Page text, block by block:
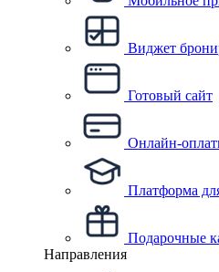
Виджет
Готовый сайт
Онлайн-
Платформа
Подарочные
Направления